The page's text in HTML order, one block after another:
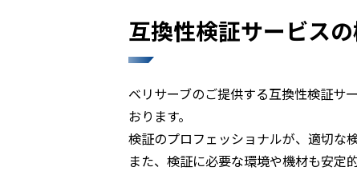
互換性検証サービス
ベリサーブのご提供する互換性検証サ
おります。
検証のプロフェッショナルが、適切な
また、検証に必要な環境や機材も安定